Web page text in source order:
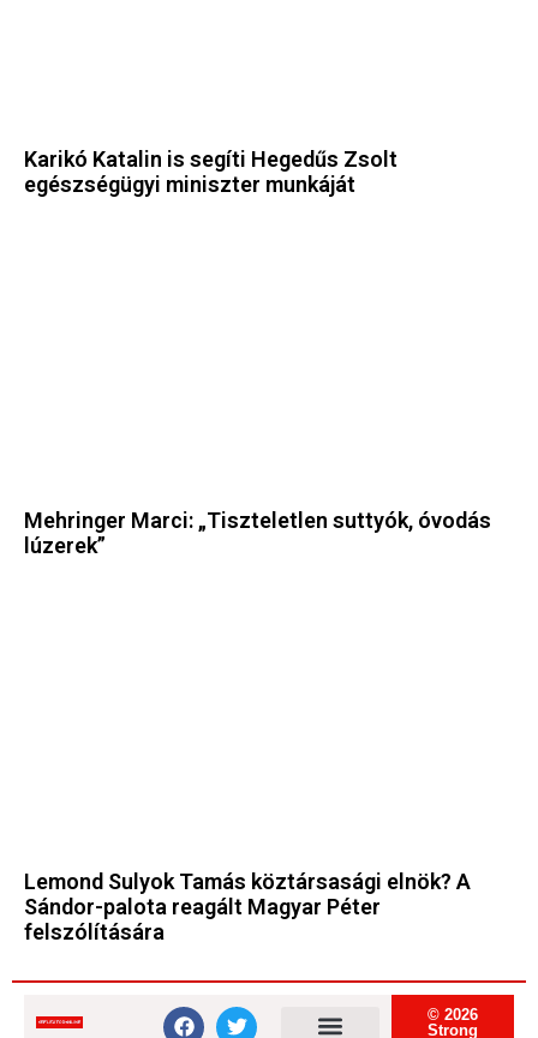
Karikó Katalin is segíti Hegedűs Zsolt
egészségügyi miniszter munkáját
Mehringer Marci: „Tiszteletlen suttyók, óvodás
lúzerek”
Lemond Sulyok Tamás köztársasági elnök? A
Sándor-palota reagált Magyar Péter
felszólítására
© 2026
Strong